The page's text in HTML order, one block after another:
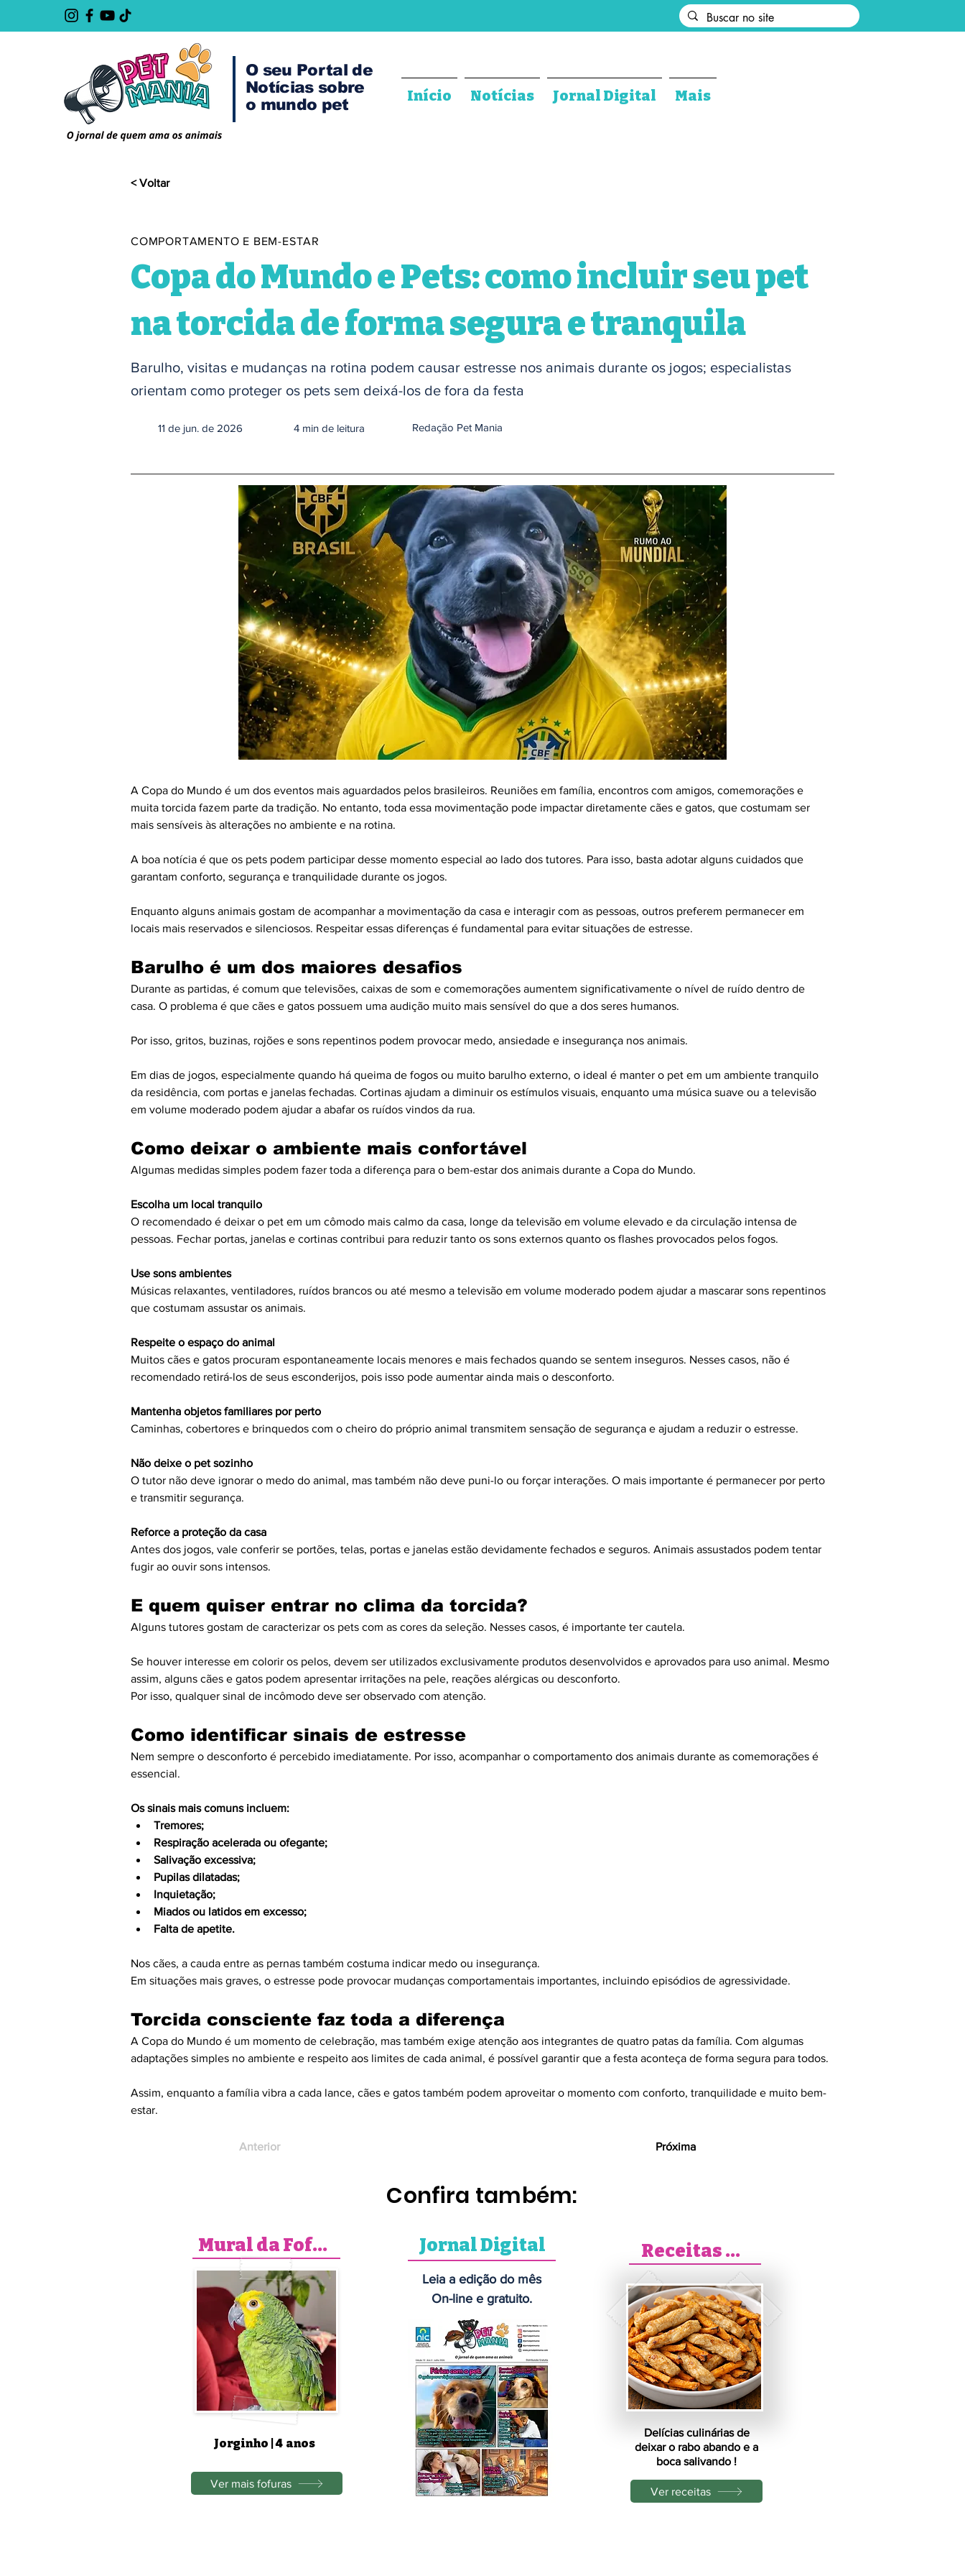
O seu Portal de
Notícias sobre
o mundo pet
Início Notícias Jornal Digital Mais
< Voltar
COMPORTAMENTO E BEM-ESTAR
Copa do Mundo e Pets: como incluir seu pet
na torcida de forma segura e tranquila
Barulho, visitas e mudanças na rotina podem causar estresse nos animais durante os jogos; especialistas
orientam como proteger os pets sem deixá-los de fora da festa
11 de jun. de 2026 4 min de leitura Redação Pet Mania
A Copa do Mundo é um dos eventos mais aguardados pelos brasileiros. Reuniões em família, encontros com amigos, comemorações e
muita torcida fazem parte da tradição. No entanto, toda essa movimentação pode impactar diretamente cães e gatos, que costumam ser
mais sensíveis às alterações no ambiente e na rotina.
A boa notícia é que os pets podem participar desse momento especial ao lado dos tutores. Para isso, basta adotar alguns cuidados que
garantam conforto, segurança e tranquilidade durante os jogos.
Enquanto alguns animais gostam de acompanhar a movimentação da casa e interagir com as pessoas, outros preferem permanecer em
locais mais reservados e silenciosos. Respeitar essas diferenças é fundamental para evitar situações de estresse.
Barulho é um dos maiores desafios
Durante as partidas, é comum que televisões, caixas de som e comemorações aumentem significativamente o nível de ruído dentro de
casa. O problema é que cães e gatos possuem uma audição muito mais sensível do que a dos seres humanos.
Por isso, gritos, buzinas, rojões e sons repentinos podem provocar medo, ansiedade e insegurança nos animais.
Em dias de jogos, especialmente quando há queima de fogos ou muito barulho externo, o ideal é manter o pet em um ambiente tranquilo
da residência, com portas e janelas fechadas. Cortinas ajudam a diminuir os estímulos visuais, enquanto uma música suave ou a televisão
em volume moderado podem ajudar a abafar os ruídos vindos da rua.
Como deixar o ambiente mais confortável
Algumas medidas simples podem fazer toda a diferença para o bem-estar dos animais durante a Copa do Mundo.
Escolha um local tranquilo
O recomendado é deixar o pet em um cômodo mais calmo da casa, longe da televisão em volume elevado e da circulação intensa de
pessoas. Fechar portas, janelas e cortinas contribui para reduzir tanto os sons externos quanto os flashes provocados pelos fogos.
Use sons ambientes
Músicas relaxantes, ventiladores, ruídos brancos ou até mesmo a televisão em volume moderado podem ajudar a mascarar sons repentinos
que costumam assustar os animais.
Respeite o espaço do animal
Muitos cães e gatos procuram espontaneamente locais menores e mais fechados quando se sentem inseguros. Nesses casos, não é
recomendado retirá-los de seus esconderijos, pois isso pode aumentar ainda mais o desconforto.
Mantenha objetos familiares por perto
Caminhas, cobertores e brinquedos com o cheiro do próprio animal transmitem sensação de segurança e ajudam a reduzir o estresse.
Não deixe o pet sozinho
O tutor não deve ignorar o medo do animal, mas também não deve puni-lo ou forçar interações. O mais importante é permanecer por perto
e transmitir segurança.
Reforce a proteção da casa
Antes dos jogos, vale conferir se portões, telas, portas e janelas estão devidamente fechados e seguros. Animais assustados podem tentar
fugir ao ouvir sons intensos.
E quem quiser entrar no clima da torcida?
Alguns tutores gostam de caracterizar os pets com as cores da seleção. Nesses casos, é importante ter cautela.
Se houver interesse em colorir os pelos, devem ser utilizados exclusivamente produtos desenvolvidos e aprovados para uso animal. Mesmo
assim, alguns cães e gatos podem apresentar irritações na pele, reações alérgicas ou desconforto.
Por isso, qualquer sinal de incômodo deve ser observado com atenção.
Como identificar sinais de estresse
Nem sempre o desconforto é percebido imediatamente. Por isso, acompanhar o comportamento dos animais durante as comemorações é
essencial.
Os sinais mais comuns incluem:
Tremores;
Respiração acelerada ou ofegante;
Salivação excessiva;
Pupilas dilatadas;
Inquietação;
Miados ou latidos em excesso;
Falta de apetite.
Nos cães, a cauda entre as pernas também costuma indicar medo ou insegurança.
Em situações mais graves, o estresse pode provocar mudanças comportamentais importantes, incluindo episódios de agressividade.
Torcida consciente faz toda a diferença
A Copa do Mundo é um momento de celebração, mas também exige atenção aos integrantes de quatro patas da família. Com algumas
adaptações simples no ambiente e respeito aos limites de cada animal, é possível garantir que a festa aconteça de forma segura para todos.
Assim, enquanto a família vibra a cada lance, cães e gatos também podem aproveitar o momento com conforto, tranquilidade e muito bem-
estar.
Anterior Próxima
Confira também:
Mural da Fofura
Jorginho | 4 anos
Ver mais fofuras
Jornal Digital
Leia a edição do mês
On-line e gratuito.
Receitas Pet
Delícias culinárias de
deixar o rabo abando e a
boca salivando !
Ver receitas